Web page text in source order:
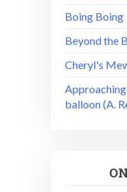
Boing Boing
Beyond the
Cheryl's
balloon (A.